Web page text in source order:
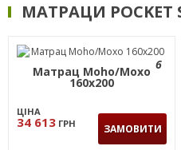
МАТРАЦИ POCKET
6
Матрац Moho/Мохо
160х200
ЦІНА
34 613 ГРН ЗАМОВИТИ